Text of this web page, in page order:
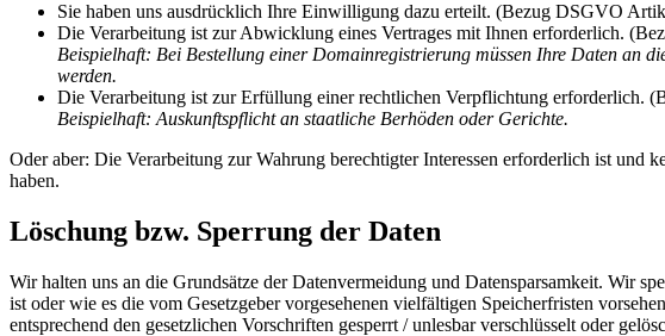
Sie haben uns ausdrücklich Ihre Einwilligung dazu erteilt. (Bezug DSGVO
Die Verarbeitung ist zur Abwicklung eines Vertrages mit Ihnen erforderlich.
Beispielhaft: Bei Bestellung einer Domainregistrierung müssen Ihre Daten an
werden.
Die Verarbeitung ist zur Erfüllung einer rechtlichen Verpflichtung erforderlich.
Beispielhaft: Auskunftspflicht an staatliche Berhöden oder Gerichte.
Oder aber: Die Verarbeitung zur Wahrung berechtigter Interessen erforderlich ist und
haben.
Löschung bzw. Sperrung der Daten
Wir halten uns an die Grundsätze der Datenvermeidung und Datensparsamkeit. Wir
ist oder wie es die vom Gesetzgeber vorgesehenen vielfältigen Speicherfristen
entsprechend den gesetzlichen Vorschriften gesperrt / unlesbar verschlüsselt oder